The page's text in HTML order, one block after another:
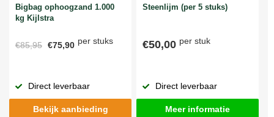
Bigbag ophoogzand 1.000
kg Kijlstra
€85,95 €75,90 per stuks
Direct leverbaar
Bekijk aanbieding
Steenlijm (per 5 stuks)
€50,00 per stuk
Direct leverbaar
Meer informatie